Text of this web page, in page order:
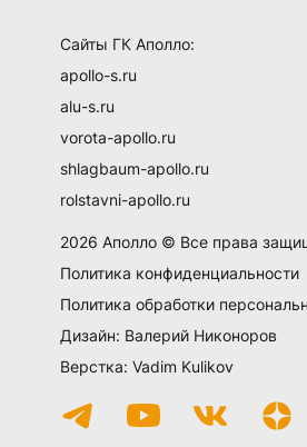
Сайты ГК Аполло:
apollo-s.ru
alu-s.ru
vorota-apollo.ru
shlagbaum-apollo.ru
rolstavni-apollo.ru
2026 Аполло © Все права
Политика конфиденциальности
Политика обработки
Дизайн: Валерий Никоноров
Верстка: Vadim Kulikov